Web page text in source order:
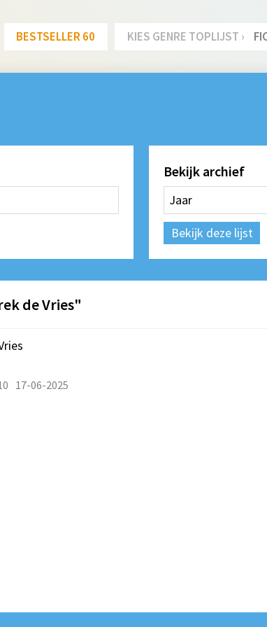
BESTSELLER 60 KIES GENRE TOPLIJST ›
Bekijk archief
Bekijk deze lijst
de Vries"
17-06-2025